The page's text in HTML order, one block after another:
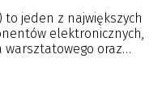
to jeden z największych
elektronicznych,
warsztatowego oraz
zależnych w 11 innych